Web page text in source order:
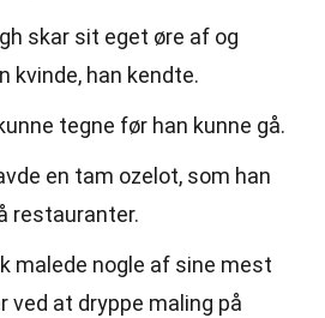
skar sit eget øre af og
kvinde, han kendte.
tegne før han kunne gå.
en tam ozelot, som han
restauranter.
malede nogle af sine mest
ved at dryppe maling på